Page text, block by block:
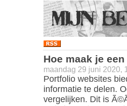
Hoe maak je
maandag 29 juni 2020,
Portfolio websites
informatie te delen.
vergelijken. Dit is